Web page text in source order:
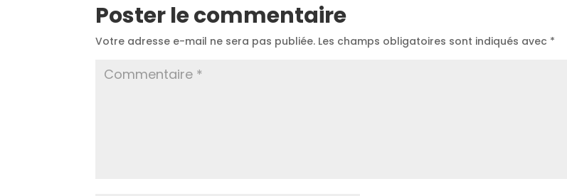
Poster le commentaire
Votre adresse e-mail ne sera pas publiée. Les champs obligatoires sont indiqués avec *